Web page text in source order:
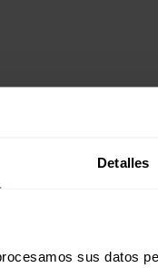
Detalles
sus datos